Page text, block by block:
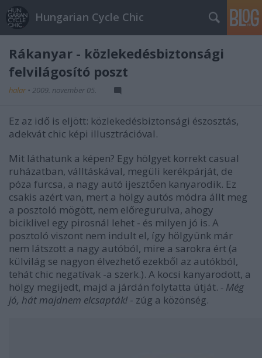
Hungarian Cycle Chic
Rákanyar - közlekedésbiztonsági
felvilágosító poszt
halar • 2009. november 05.
Ez az idő is eljött: közlekedésbiztonsági észosztás,
adekvát chic képi illusztrációval.
Mit láthatunk a képen? Egy hölgyet korrekt casual
ruházatban, válltáskával, megüli kerékpárját, de
póza furcsa, a nagy autó ijesztően kanyarodik. Ez
csakis azért van, mert a hölgy autós módra állt meg
a posztoló mögött, nem előregurulva, ahogy
biciklivel egy pirosnál lehet - és milyen jó is. A
posztoló viszont nem indult el, így hölgyünk már
nem látszott a nagy autóból, mire a sarokra ért (a
külvilág se nagyon élvezhető ezekből az autókból,
tehát chic negatívak -a szerk.). A kocsi kanyarodott, a
hölgy megijedt, majd a járdán folytatta útját. - Még
jó, hát majdnem elcsapták!- zúg a közönség.